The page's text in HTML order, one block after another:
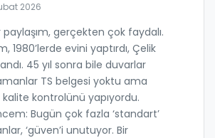
2026
gerçekten çok faydalı.
1980’lerde evini yaptırdı, Çelik
45 yıl sonra bile duvarlar
TS belgesi yoktu ama
kontrolünü yapıyordu.
Bugün çok fazla ‘standart’
‘güven’i unutuyor. Bir